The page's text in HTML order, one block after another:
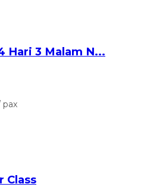
Hari 3 Malam N...
pax
Class